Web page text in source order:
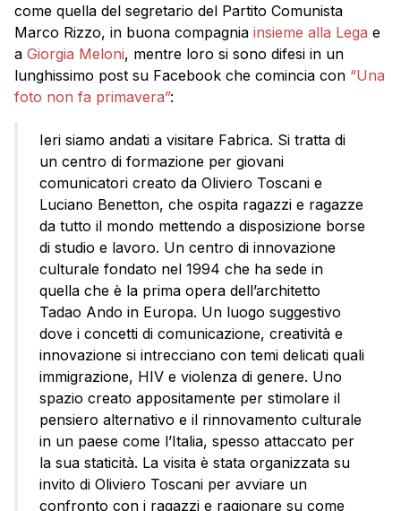
come quella del segretario del Partito Comunista
Marco Rizzo, in buona compagnia insieme alla Lega e
a Giorgia Meloni, mentre loro si sono difesi in un
lunghissimo post su Facebook che comincia con “Una
foto non fa primavera”:
Ieri siamo andati a visitare Fabrica. Si tratta di
un centro di formazione per giovani
comunicatori creato da Oliviero Toscani e
Luciano Benetton, che ospita ragazzi e ragazze
da tutto il mondo mettendo a disposizione borse
di studio e lavoro. Un centro di innovazione
culturale fondato nel 1994 che ha sede in
quella che è la prima opera dell’architetto
Tadao Ando in Europa. Un luogo suggestivo
dove i concetti di comunicazione, creatività e
innovazione si intrecciano con temi delicati quali
immigrazione, HIV e violenza di genere. Uno
spazio creato appositamente per stimolare il
pensiero alternativo e il rinnovamento culturale
in un paese come l’Italia, spesso attaccato per
la sua staticità. La visita è stata organizzata su
invito di Oliviero Toscani per avviare un
confronto con i ragazzi e ragionare su come